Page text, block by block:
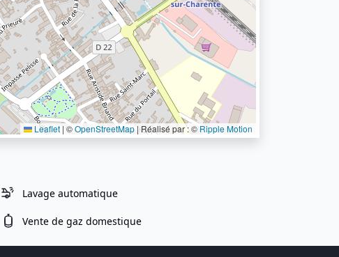
Leaflet | ©OpenStreetMap | Réalisé par : © Ripple Motion
Lavage automatique
Vente de gaz domestique